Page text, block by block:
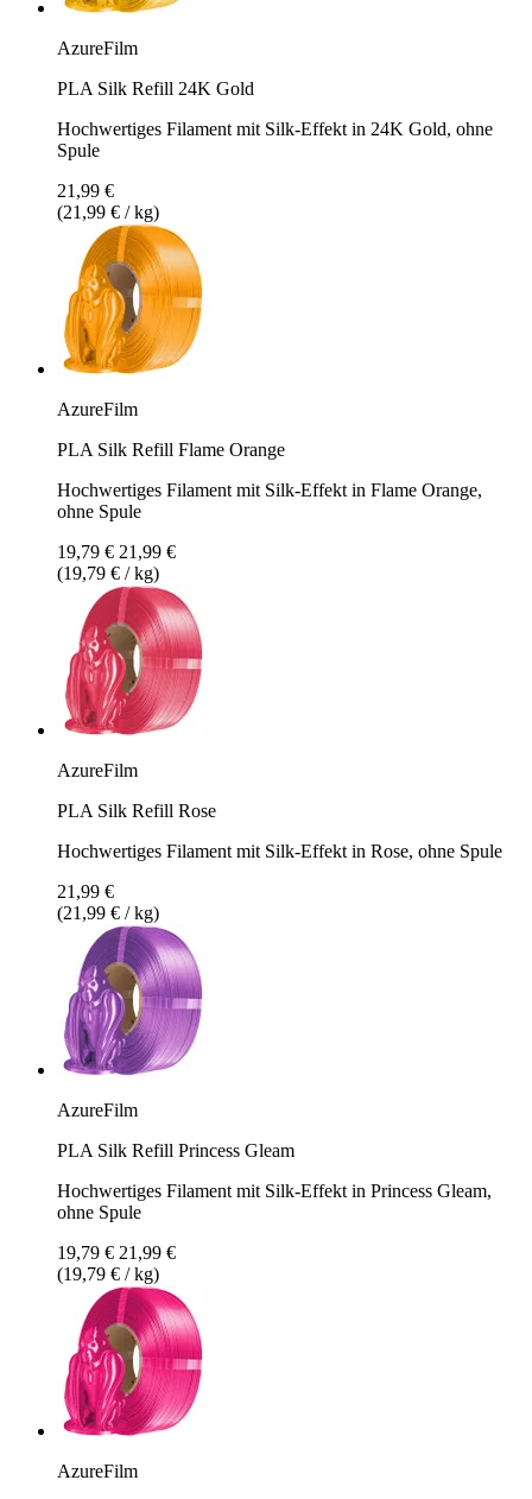
AzureFilm
PLA Silk Refill 24K Gold
Hochwertiges Filament mit Silk-Effekt in 24K Gold, ohne
Spule
21,99 €
(21,99 € / kg)
AzureFilm
PLA Silk Refill Flame Orange
Hochwertiges Filament mit Silk-Effekt in Flame Orange,
ohne Spule
19,79 € 21,99 €
(19,79 € / kg)
AzureFilm
PLA Silk Refill Rose
Hochwertiges Filament mit Silk-Effekt in Rose, ohne Spule
21,99 €
(21,99 € / kg)
AzureFilm
PLA Silk Refill Princess Gleam
Hochwertiges Filament mit Silk-Effekt in Princess Gleam,
ohne Spule
19,79 € 21,99 €
(19,79 € / kg)
AzureFilm